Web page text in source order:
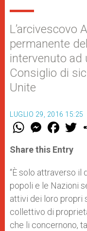
L’arcivescovo
permanente
intervenuto ad
Consiglio di
Unite
LUGLIO 29, 2016 15:25
W
t
s
p
p
M
e
s
e
g
e
r
F
a
e
b
o
k
w
r
Share this Entry
“È solo attraverso il
popoli e le Nazioni
attivi dei loro propri
collettivo di
che li concernono,